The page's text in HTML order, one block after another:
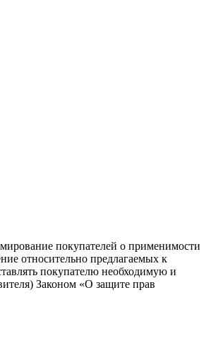
покупателей о применимости
относительно предлагаемых к
покупателю необходимую и
Законом «О защите прав